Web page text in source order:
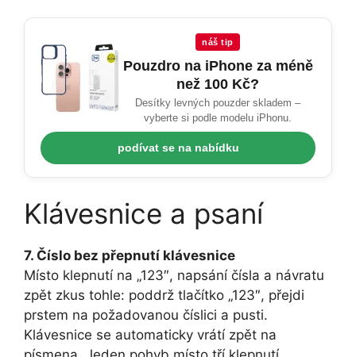
náš tip
Pouzdro na iPhone za méně
než 100 Kč?
Desítky levných pouzder skladem –
vyberte si podle modelu iPhonu.
podívat se na nabídku
Klávesnice a psaní
7. Číslo bez přepnutí klávesnice
Místo klepnutí na „123″, napsání čísla a návratu
zpět zkus tohle: poddrž tlačítko „123″, přejdi
prstem na požadovanou číslici a pusti.
Klávesnice se automaticky vrátí zpět na